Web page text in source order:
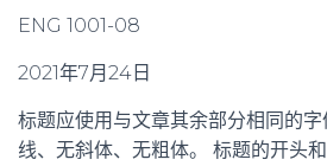
ENG 1001-08
2021年7月24日
标题应使用与文章其余部分相同的字
线、无斜体、无粗体。 标题的开头